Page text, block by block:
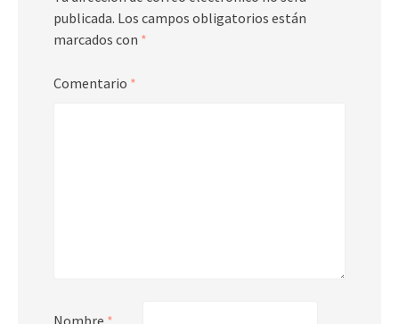
publicada. Los campos obligatorios están
marcados con *
Comentario *
Nombre *